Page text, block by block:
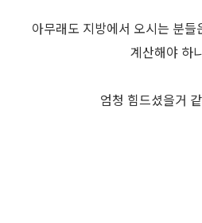
아무래도 지방에서 오시는 분
계산해야 하
엄청 힘드셨을거